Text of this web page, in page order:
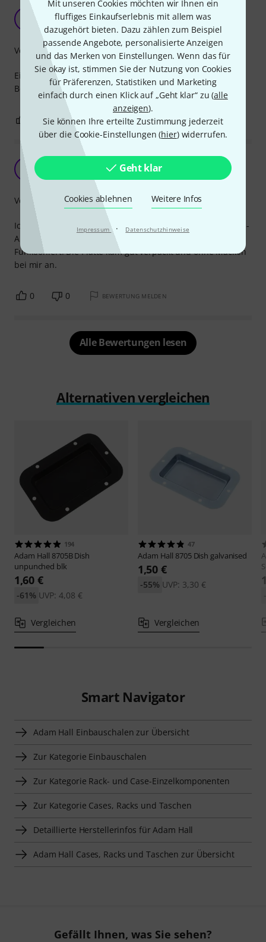
Mit unseren Cookies möchten wir Ihnen ein
fluffiges Einkaufserlebnis mit allem was
dazugehört bieten. Dazu zählen zum Beispiel
passende Angebote, personalisierte Anzeigen
und das Merken von Einstellungen. Wenn das für
Sie okay ist, stimmen Sie der Nutzung von Cookies
für Präferenzen, Statistiken und Marketing
einfach durch einen Klick auf „Geht klar“ zu (alle
anzeigen).
Sie können Ihre erteilte Zustimmung jederzeit
über die Cookie-Einstellungen (hier) widerrufen.
Geht klar
Cookies ablehnen Weitere Infos
Impressum · Datenschutzhinweise
Einfach aber dennoch gut.
2KEvents 31.08.2021
Einfache D-Norm Bohrungen mit matter schwarzer
Beschichtung. Alles in allem ein wunderschönes Produkt.
Verarbeitung
0 BEWERTUNG MELDEN
Der Rheinhesse 17.03.2024
Ich habe mir die Einbauplatte bestellt, um einen PowerCon-
Anschluss in eine Kiste einzubauen. Es hat wirklich super
Funktioniert. Die Platte kam gut verpackt und ohne Macken
bei mir an.
Verarbeitung
0 0 BEWERTUNG MELDEN
Alle Bewertungen lesen
Alternativen vergleichen
194
Adam Hall 8705B Dish
unpunched blk
1,60 €
UVP: 4,08 €
-61%
Vergleichen
47
Adam Hall 8705 Dish galvanised
1,50 €
UVP: 3,30 €
-55%
Vergleichen
Smart Navigator
Adam Hall Einbauschalen zur Übersicht
Zur Kategorie Einbauschalen
Zur Kategorie Rack- und Case-Einzelkomponenten
Zur Kategorie Cases, Racks und Taschen
Detaillierte Herstellerinfos für Adam Hall
Adam Hall Cases, Racks und Taschen zur Übersicht
Gefällt Ihnen, was Sie sehen?